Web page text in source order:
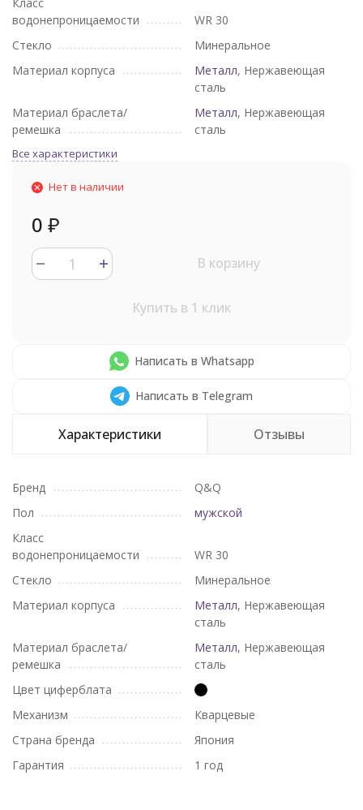
водонепроницаемости
WR 30
Стекло
Минеральное
Материал корпуса
Металл, Нержавеющая
сталь
Материал браслета/
ремешка
Металл, Нержавеющая
сталь
Все характеристики
Нет в наличии
0 ₽
В корзину
Купить в 1 клик
Написать в Whatsapp
Написать в Telegram
Характеристики Отзывы
Бренд
Q&Q
Пол
мужской
Класс
водонепроницаемости
WR 30
Стекло
Минеральное
Материал корпуса
Металл, Нержавеющая
сталь
Материал браслета/
ремешка
Металл, Нержавеющая
сталь
Цвет циферблата
Механизм
Кварцевые
Страна бренда
Япония
Гарантия
1 год